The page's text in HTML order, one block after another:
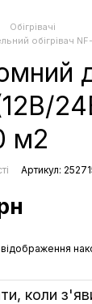
Обігрівачі
обігрівач
м2
Артикул:
коли